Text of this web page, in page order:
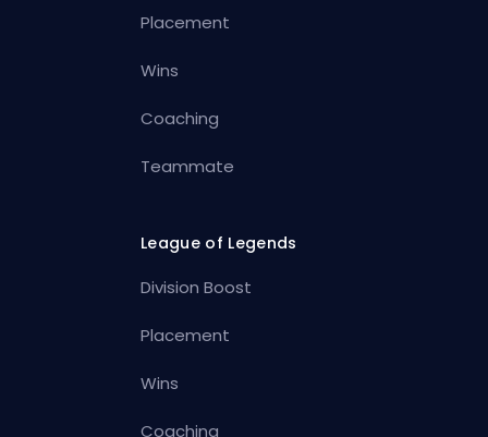
Placement
Wins
Coaching
Teammate
League of Legends
Division Boost
Placement
Wins
Coaching